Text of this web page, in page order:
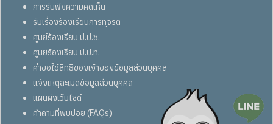
การรับฟังความคิดเห็น
รับเรื่องร้องเรียนการทุจริต
ศูนย์ร้องเรียน ป.ป.ช.
ศูนย์ร้องเรียน ป.ป.ท.
คำขอใช้สิทธิของเจ้าของข้อมูลส่วนบุคคล
แจ้งเหตุละเมิดข้อมูลส่วนบุคคล
แผนผังเว็บไซต์
คำถามที่พบบ่อย (FAQs)